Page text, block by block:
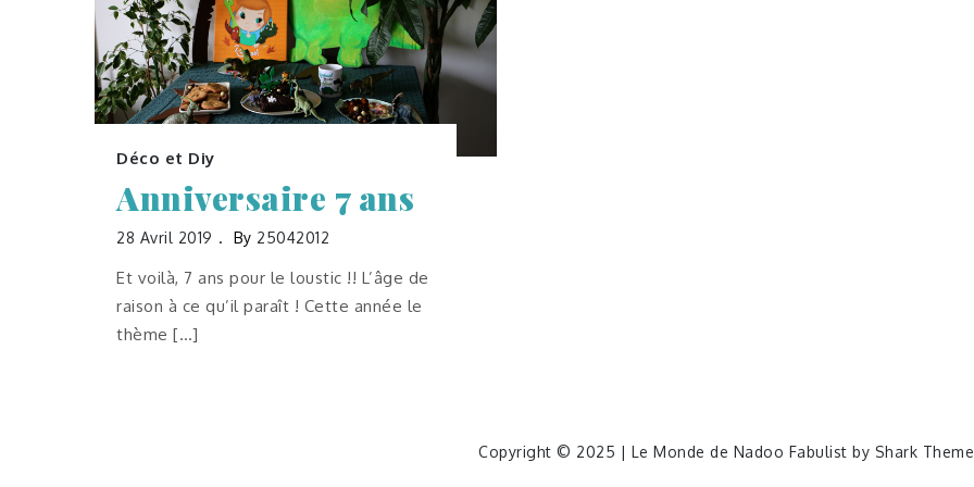
Déco et Diy
Anniversaire 7 ans
28 Avril 2019 By 25042012
Et voilà, 7 ans pour le loustic !! L’âge de
raison à ce qu’il paraît ! Cette année le
thème […]
Copyright © 2025 | Le Monde de Nadoo Fabulist by Shark